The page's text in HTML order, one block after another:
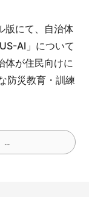
版にて、自治体
AI」について
体が住民向けに
防災教育・訓練
...